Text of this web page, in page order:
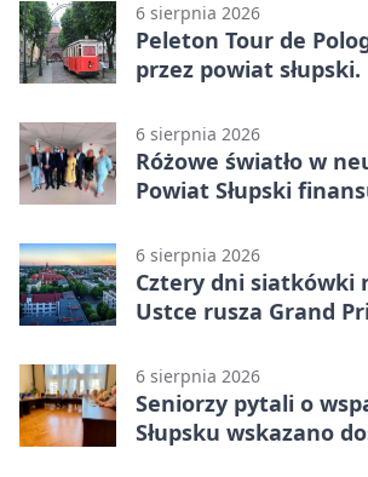
6 sierpnia 2026
Peleton Tour de
przez powiat
6 sierpnia 2026
Różowe światło w
Powiat Słupski
6 sierpnia 2026
Cztery dni siatkówki
Ustce rusza Grand
6 sierpnia 2026
Seniorzy pytali o
Słupsku wskazano